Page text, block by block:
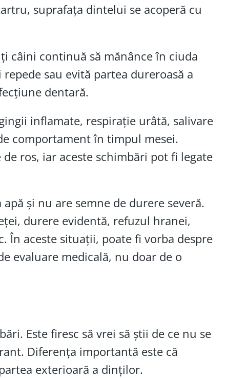
suprafața dintelui se acoperă cu
câini continuă să mănânce în ciuda
sau evită partea dureroasă a
dentară.
inflamate, respirație urâtă, salivare
comportament în timpul mesei.
ros, iar aceste schimbări pot fi legate
și nu are semne de durere severă.
durere evidentă, refuzul hranei,
În aceste situații, poate fi vorba despre
evaluare medicală, nu doar de o
Este firesc să vrei să știi de ce nu se
Diferența importantă este că
exterioară a dinților.